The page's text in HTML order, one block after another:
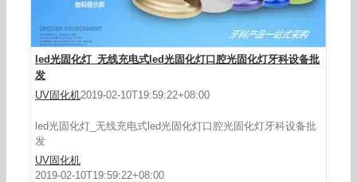
led光固化灯_无线充电式led光固化灯口腔光固化灯牙科设备批
发
UV固化机2019-02-10T19:59:22+08:00
led光固化灯_无线充电式led光固化灯口腔光固化灯牙科设备批
发
UV固化机
2019-02-10T19:59:22+08:00